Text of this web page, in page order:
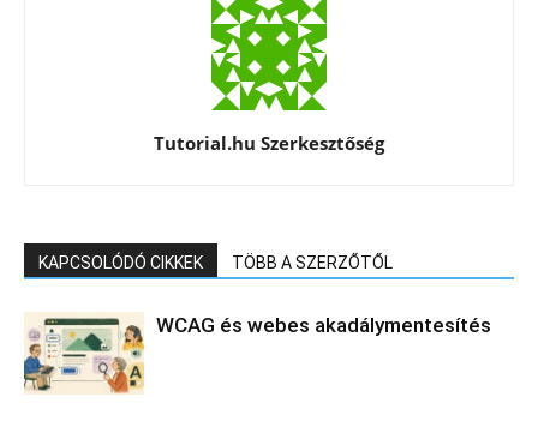
Tutorial.hu Szerkesztőség
KAPCSOLÓDÓ CIKKEK TÖBB A SZERZŐTŐL
WCAG és webes akadálymentesítés